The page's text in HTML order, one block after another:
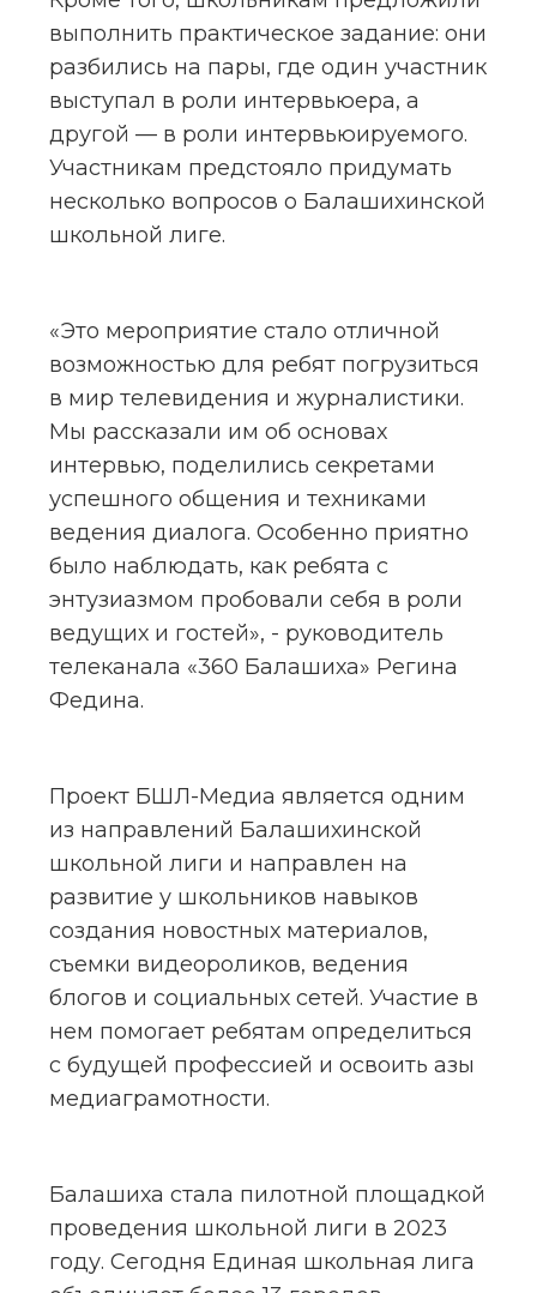
выполнить практическое задание: они
разбились на пары, где один участник
выступал в роли интервьюера, а
другой — в роли интервьюируемого.
Участникам предстояло придумать
несколько вопросов о Балашихинской
школьной лиге.
«Это мероприятие стало отличной
возможностью для ребят погрузиться
в мир телевидения и журналистики.
Мы рассказали им об основах
интервью, поделились секретами
успешного общения и техниками
ведения диалога. Особенно приятно
было наблюдать, как ребята с
энтузиазмом пробовали себя в роли
ведущих и гостей», - руководитель
телеканала «360 Балашиха» Регина
Федина.
Проект БШЛ-Медиа является одним
из направлений Балашихинской
школьной лиги и направлен на
развитие у школьников навыков
создания новостных материалов,
съемки видеороликов, ведения
блогов и социальных сетей. Участие в
нем помогает ребятам определиться
с будущей профессией и освоить азы
медиаграмотности.
Балашиха стала пилотной площадкой
проведения школьной лиги в 2023
году. Сегодня Единая школьная лига